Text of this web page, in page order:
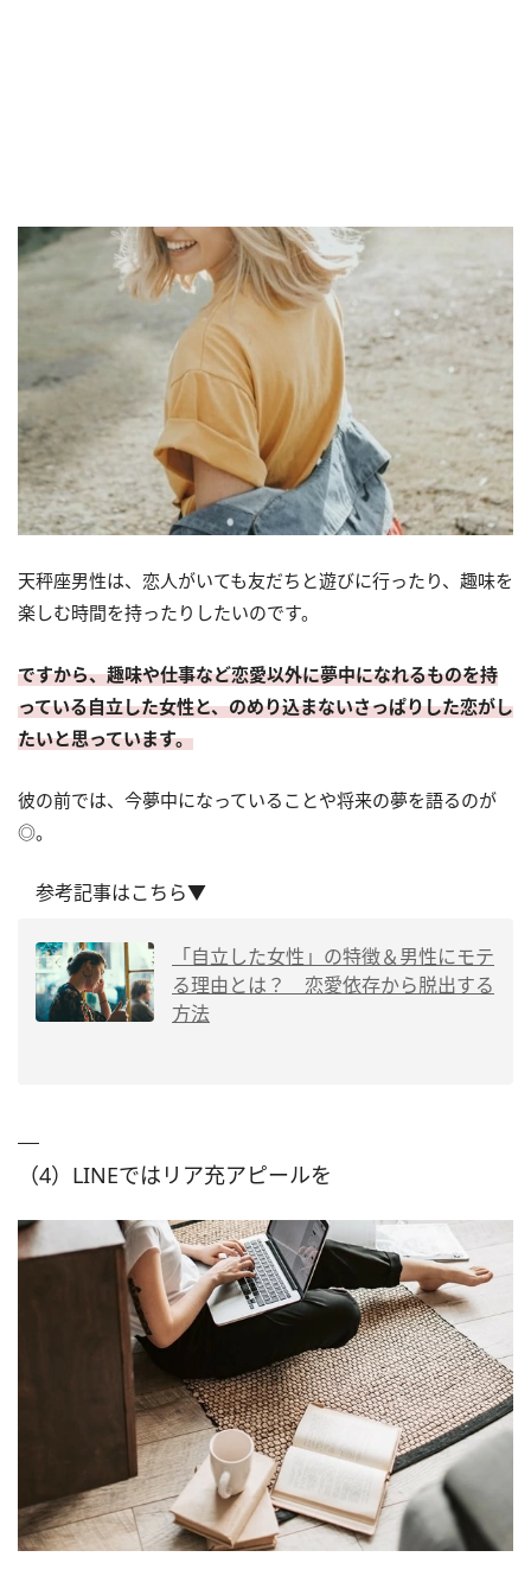
天秤座男性は、恋人がいても友だちと遊びに行ったり、趣味を
楽しむ時間を持ったりしたいのです。
ですから、趣味や仕事など恋愛以外に夢中になれるものを持
っている自立した女性と、のめり込まないさっぱりした恋がし
たいと思っています。
彼の前では、今夢中になっていることや将来の夢を語るのが
◎。
参考記事はこちら▼
「自立した女性」の特徴＆男性にモテ
る理由とは？ 恋愛依存から脱出する
方法
（4）LINEではリア充アピールを